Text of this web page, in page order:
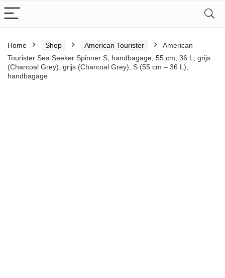
Home Shop American Tourister
American
Tourister Sea Seeker Spinner S, handbagage, 55 cm, 36 L, grijs
(Charcoal Grey), grijs (Charcoal Grey), S (55 cm – 36 L),
handbagage